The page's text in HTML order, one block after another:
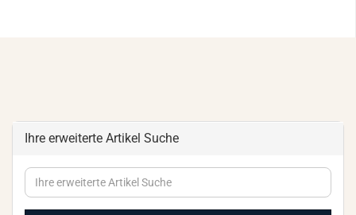
Ihre erweiterte Artikel Suche
Ihre
erweiterte